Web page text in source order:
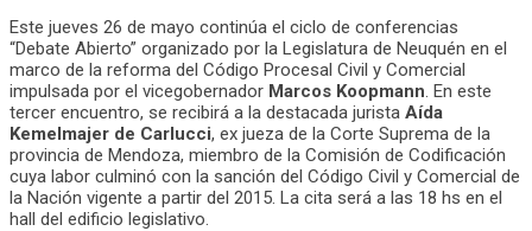
Este jueves 26 de mayo continúa el ciclo de conferencias
“Debate Abierto” organizado por la Legislatura de Neuquén en el
marco de la reforma del Código Procesal Civil y Comercial
impulsada por el vicegobernador Marcos Koopmann . En este
tercer encuentro, se recibirá a la destacada jurista Aída
Kemelmajer de Carlucci, ex jueza de la Corte Suprema de la
provincia de Mendoza, miembro de la Comisión de Codificación
cuya labor culminó con la sanción del Código Civil y Comercial de
la Nación vigente a partir del 2015. La cita será a las 18 hs en el
hall del edificio legislativo.